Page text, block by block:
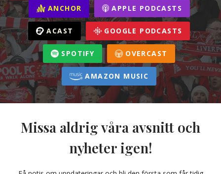
ANCHOR APPLE PODCASTS
ACAST GOOGLE PODCASTS
SPOTIFY OVERCAST
AMAZON MUSIC
Missa aldrig våra avsnitt och
nyheter igen!